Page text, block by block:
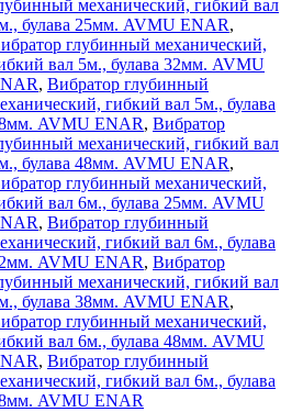
механический, гибкий вал
булава 25мм. AVMU ENAR,
глубинный механический,
вал 5м., булава 32мм. AVMU
, Вибратор глубинный
гибкий вал 5м., булава
AVMU ENAR, Вибратор
механический, гибкий вал
булава 48мм. AVMU ENAR,
глубинный механический,
вал 6м., булава 25мм. AVMU
, Вибратор глубинный
гибкий вал 6м., булава
AVMU ENAR, Вибратор
механический, гибкий вал
булава 38мм. AVMU ENAR,
глубинный механический,
вал 6м., булава 48мм. AVMU
, Вибратор глубинный
гибкий вал 6м., булава
AVMU ENAR